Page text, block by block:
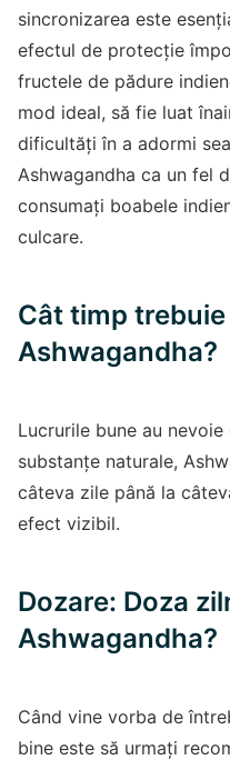
sincronizarea este
efectul de protecție
fructele de pădure
mod ideal, să fie luat
dificultăți în a adormi
Ashwagandha ca un fel
consumați boabele
culcare.
Cât timp
Ashwagandha?
Lucrurile bune au
substanțe naturale,
câteva zile până la
efect vizibil.
Dozare: Doza
Ashwagandha?
Când vine vorba de
bine este să urmați